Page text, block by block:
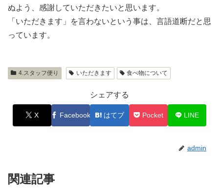
ぬよう、感謝していただきたいと思います。
「いただきます」を言わないという事は、言語道断だと思
っています。
4.スタッフ便り いただきます 食べ物について
シェアする
X Facebook はてブ Pocket LINE
admin
関連記事